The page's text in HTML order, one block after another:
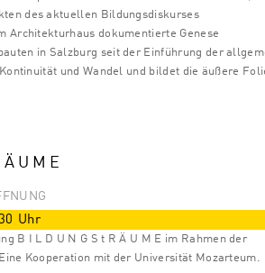
des aktuellen Bildungsdiskurses
Architekturhaus dokumentierte Genese
in Salzburg seit der Einführung der
und Wandel und bildet die äußere
Ä U M E
Uhr
B I L D U N G S t R Ä U M E im Rahmen der
Kooperation mit der Universität Mozarteum.